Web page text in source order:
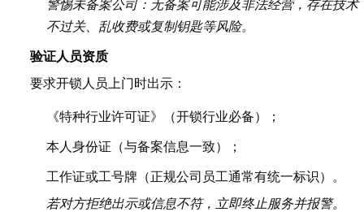
警惕未备案公司：无备案可能涉及非法经营，存在技术
不过关、乱收费或复制钥匙等风险。
验证人员资质
要求开锁人员上门时出示：
《特种行业许可证》（开锁行业必备）；
本人身份证（与备案信息一致）；
工作证或工号牌（正规公司员工通常有统一标识）。
若对方拒绝出示或信息不符，立即终止服务并报警。